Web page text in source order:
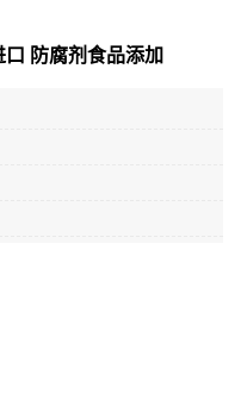
防腐剂食品添加